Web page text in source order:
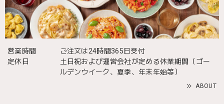
営業時間
ご注文は24時間365日受付
定休日
土日祝および運営会社が定める休業期間（ゴー
ルデンウイーク、夏季、年末年始等）
ABOUT